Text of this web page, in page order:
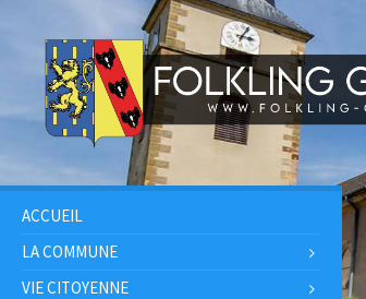
ACCUEIL
LA COMMUNE
VIE CITOYENNE